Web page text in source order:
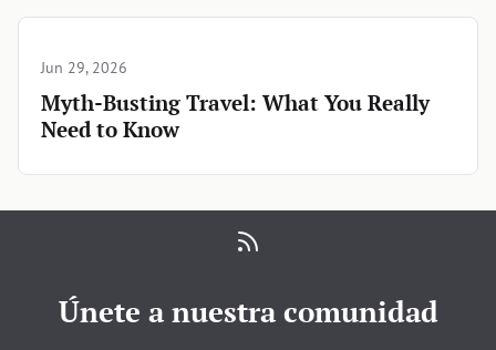
Jun 29, 2026
Myth-Busting Travel: What You Really
Need to Know
Únete a nuestra comunidad